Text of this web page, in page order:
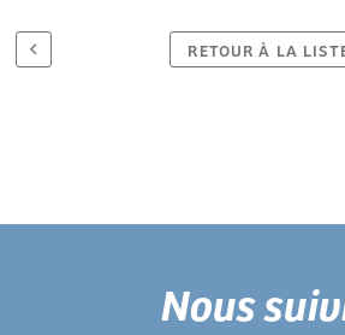
RETOUR À LA
Nous